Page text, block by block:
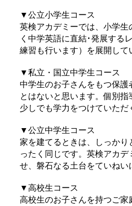
▼公立小学生コース
英検アカデミーでは、小学
く中学英語に直結･発展する
練習も行います）を展開して
▼私立・国立中学生コース
中学生のお子さんをもつ保
とはないと思います。個別
少しでも学力をつけていた
▼公立中学生コース
家を建てるときは、しっか
ったく同じです。英検アカ
せ、磐石なる土台をていねい
▼高校生コース
高校生のお子さんを持つご